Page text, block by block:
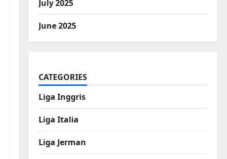
July 2025
June 2025
CATEGORIES
Liga Inggris
Liga Italia
Liga Jerman